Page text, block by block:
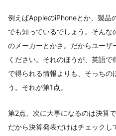
例えばAppleのiPhoneとか、製品
でも知っているでしょう。そん
のメーカーとかさ。だからユーザ
ください。それのほうが、英語
で得られる情報よりも、そっち
う。それが第1点。
第2点、次に大事になるのは決算
だから決算発表だけはチェック